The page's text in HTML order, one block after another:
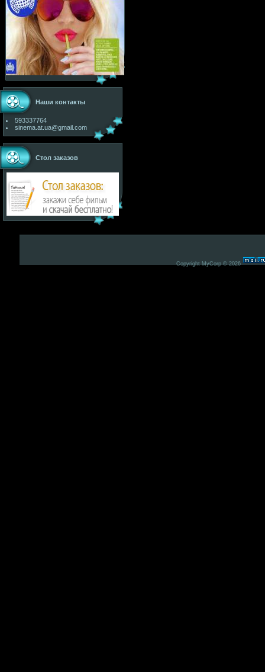
Наши контакты
593337764
sinema.at.ua@gmail.com
Стол заказов
Copyright MyCorp © 2026